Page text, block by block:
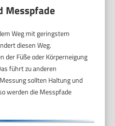
Messpfade
Weg mit geringstem
diesen Weg.
der Füße oder Körperneigung
führt zu anderen
sollten Haltung und
werden die Messpfade